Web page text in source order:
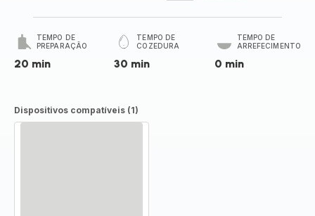
TEMPO DE
PREPARAÇÃO
20 min
TEMPO DE
COZEDURA
30 min
TEMPO DE
ARREFECIMENTO
0 min
Dispositivos compatíveis (1)